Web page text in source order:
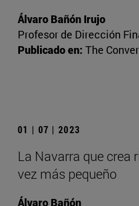
Álvaro Bañón Irujo
Profesor de Dirección
Publicado en: The
01 | 07 | 2023
La Navarra que crea
vez más pequeño
Álvaro Bañón